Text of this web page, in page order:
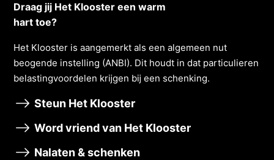
Draag jij Het Klooster een warm
hart toe?
Het Klooster is aangemerkt als een algemeen nut
beogende instelling (ANBI). Dit houdt in dat particulieren
belastingvoordelen krĳgen bĳ een schenking.
Steun Het Klooster
Word vriend van Het Klooster
Nalaten & schenken